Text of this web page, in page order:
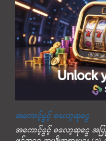
အကောင့်ဖွင့် စလော့ဆုငွေ
အကောင့်ဖွင့် စလော့ဆုငွေ အပ